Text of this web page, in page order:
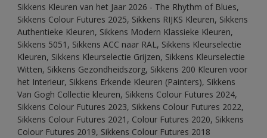
Sikkens Kleuren van het Jaar 2026 - The Rhythm of Blues,
Sikkens Colour Futures 2025, Sikkens RIJKS Kleuren, Sikkens
Authentieke Kleuren, Sikkens Modern Klassieke Kleuren,
Sikkens 5051, Sikkens ACC naar RAL, Sikkens Kleurselectie
Kleuren, Sikkens Kleurselectie Grijzen, Sikkens Kleurselectie
Witten, Sikkens Gezondheidszorg, Sikkens 200 Kleuren voor
het Interieur, Sikkens Erkende Kleuren (Painters), Sikkens
Van Gogh Collectie kleuren, Sikkens Colour Futures 2024,
Sikkens Colour Futures 2023, Sikkens Colour Futures 2022,
Sikkens Colour Futures 2021, Colour Futures 2020, Sikkens
Colour Futures 2019, Sikkens Colour Futures 2018